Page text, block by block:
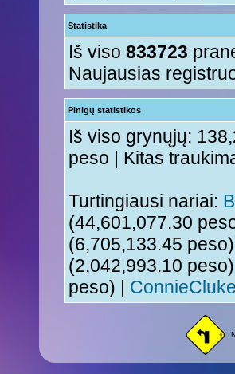
Statistika
Iš viso 833723
Naujausias
Pinigų statistikos
Iš viso grynųjų:
peso | Kitas
Turtingiausi nariai:
(44,601,077.30
(6,705,133.45
(2,042,993.10
peso) |